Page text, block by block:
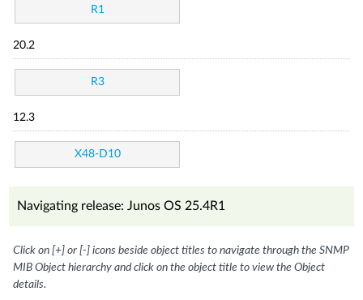
R1
20.2
R3
12.3
X48-D10
Navigating release: Junos OS 25.4R1
Click on [+] or [-] icons beside object titles to navigate through the SNMP
MIB Object hierarchy and click on the object title to view the Object
details.